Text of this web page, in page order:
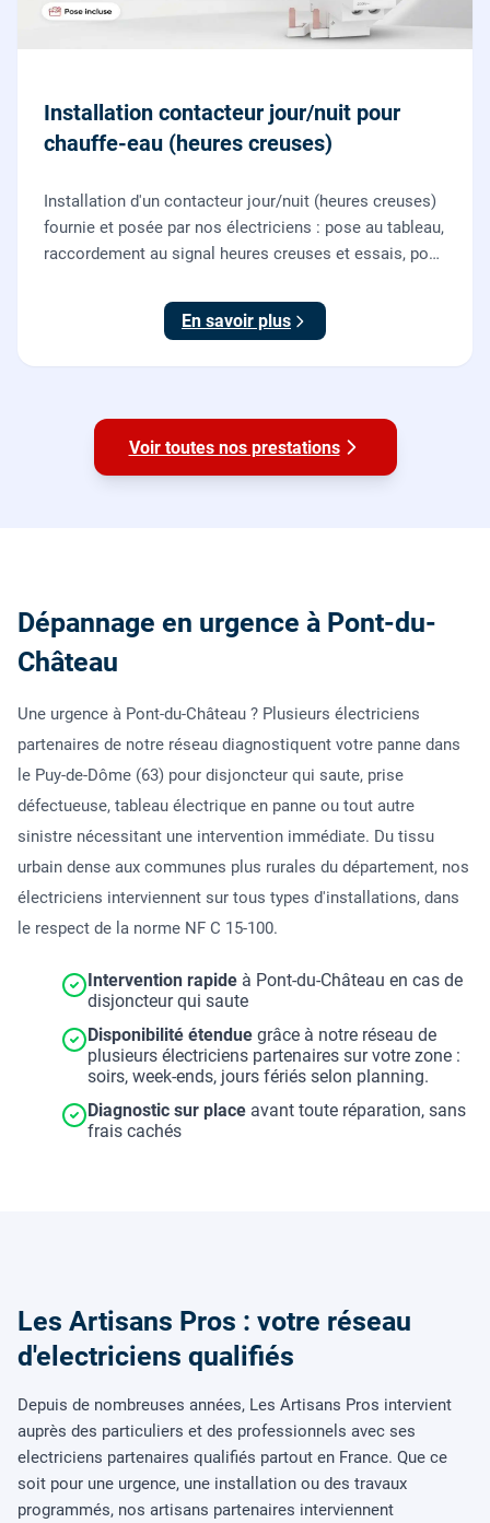
Installation contacteur jour/nuit pour
chauffe-eau (heures creuses)
Installation d'un contacteur jour/nuit (heures creuses)
fournie et posée par nos électriciens : pose au tableau,
raccordement au signal heures creuses et essais, pour
En savoir plus
Voir toutes nos prestations
Dépannage en urgence à Pont-du-
Château
Une urgence à Pont-du-Château ? Plusieurs électriciens
partenaires de notre réseau diagnostiquent votre panne dans
le Puy-de-Dôme (63) pour disjoncteur qui saute, prise
défectueuse, tableau électrique en panne ou tout autre
sinistre nécessitant une intervention immédiate. Du tissu
urbain dense aux communes plus rurales du département, nos
électriciens interviennent sur tous types d'installations, dans
le respect de la norme NF C 15-100.
Intervention rapide à Pont-du-Château en cas de
disjoncteur qui saute
Disponibilité étendue grâce à notre réseau de
plusieurs électriciens partenaires sur votre zone :
soirs, week-ends, jours fériés selon planning.
Diagnostic sur place avant toute réparation, sans
frais cachés
Les Artisans Pros : votre réseau
d'electriciens qualifiés
Depuis de nombreuses années, Les Artisans Pros intervient
auprès des particuliers et des professionnels avec ses
electriciens partenaires qualifiés partout en France. Que ce
soit pour une urgence, une installation ou des travaux
programmés, nos artisans partenaires interviennent